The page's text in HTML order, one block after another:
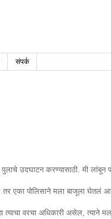
संपर्क
हा
उदघाटन करण्यासाठी. मी लांबून
एका पोलिसाने मला बाजूला घेतलं
वरचा अधिकारी असेल, त्याने